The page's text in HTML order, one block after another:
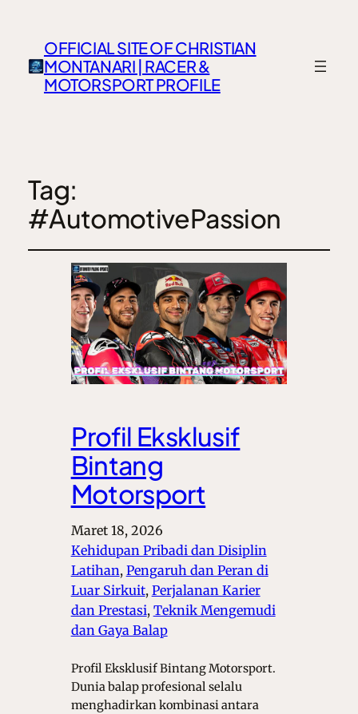
OFFICIAL SITE OF CHRISTIAN
MONTANARI | RACER &
MOTORSPORT PROFILE
Tag:
#AutomotivePassion
Profil Eksklusif
Bintang
Motorsport
Maret 18, 2026
Kehidupan Pribadi dan Disiplin
Latihan, Pengaruh dan Peran di
Luar Sirkuit, Perjalanan Karier
dan Prestasi, Teknik Mengemudi
dan Gaya Balap
Profil Eksklusif Bintang Motorsport.
Dunia balap profesional selalu
menghadirkan kombinasi antara